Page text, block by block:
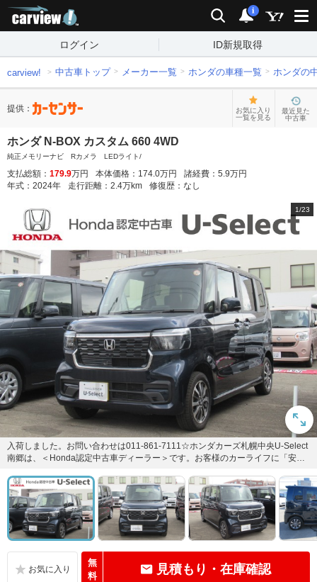
検索 通知
i
ログイン ID新規取得
carview! 中古車トップ メーカー一覧 ホンダの車種一覧 ホンダの
提供：
お気に入り
一覧を見る
最近見た
中古車
ホンダ N-BOX カスタム 660 4WD
純正メモリーナビ Rカメラ LEDライト/
支払総額： 179.9万円 本体価格： 174.0万円 諸経費： 5.9万円
年式： 2024年 走行距離： 2.4万km 修復歴： なし
1/23
入荷しました。お問い合わせは011-861-7111☆ホンダカーズ札幌中央U-Select
南郷は、＜Honda認定中古車ディーラー＞です。お客様のカーライフに「安
無
料
見積もり・在庫確認